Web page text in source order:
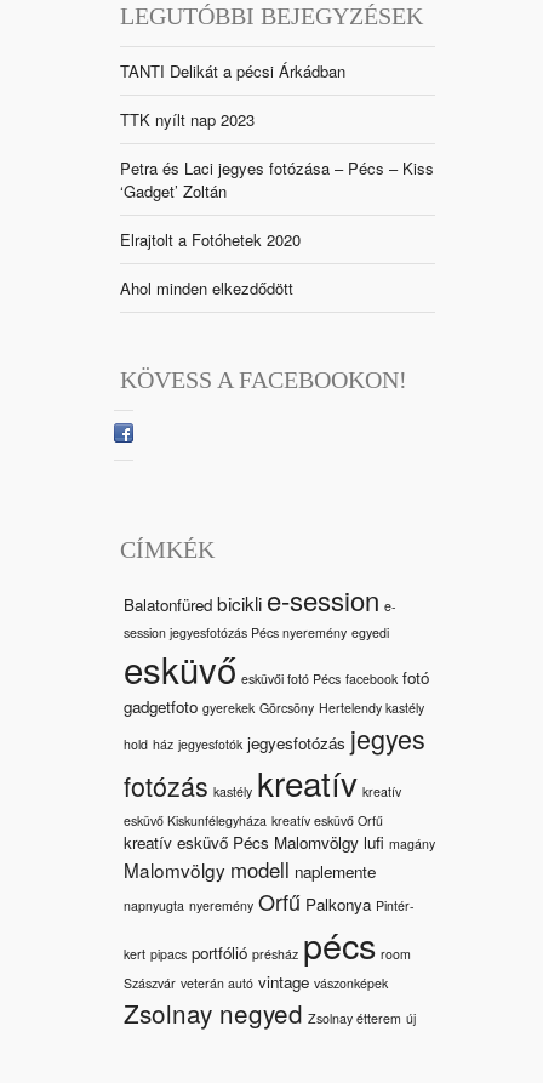
LEGUTÓBBI BEJEGYZÉSEK
TANTI Delikát a pécsi Árkádban
TTK nyílt nap 2023
Petra és Laci jegyes fotózása – Pécs – Kiss
‘Gadget’ Zoltán
Elrajtolt a Fotóhetek 2020
Ahol minden elkezdődött
KÖVESS A FACEBOOKON!
CÍMKÉK
Balatonfüred bicikli e-session e-
session jegyesfotózás Pécs nyeremény egyedi
esküvő esküvői fotó Pécs facebook fotó
gadgetfoto gyerekek Görcsöny Hertelendy kastély
hold ház jegyesfotók jegyesfotózás jegyes
fotózás kastély kreatív kreatív
esküvő Kiskunfélegyháza kreatív esküvő Orfű
kreatív esküvő Pécs Malomvölgy lufi magány
Malomvölgy modell naplemente
napnyugta nyeremény Orfű Palkonya Pintér-
kert pipacs portfólió présház pécs room
Szászvár veterán autó vintage vászonképek
Zsolnay negyed Zsolnay étterem új